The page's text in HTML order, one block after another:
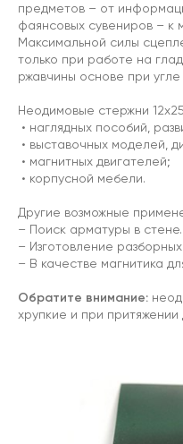
предметов – от
фаянсовых сувениров – к
Максимальной силы
только при работе на
ржавчины основе при
Неодимовые стержни
• наглядных пособий,
• выставочных моделей,
• магнитных двигателей;
• корпусной мебели.
Другие возможные
– Поиск арматуры в стене.
– Изготовление
– В качестве магнитика
Обратите внимание:
хрупкие и при притяжении